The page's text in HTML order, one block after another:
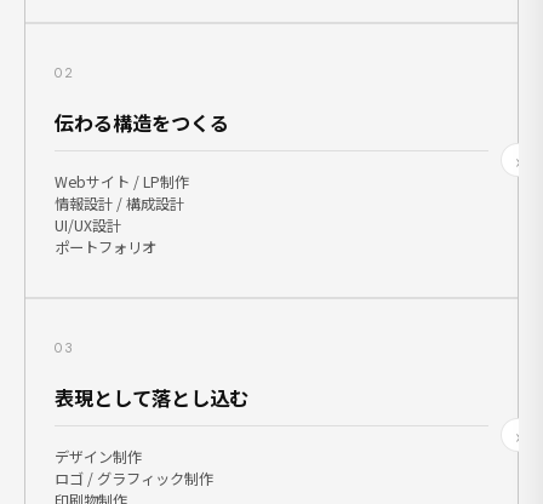
02
伝わる構造をつくる
Webサイト / LP制作
情報設計 / 構成設計
UI/UX設計
ポートフォリオ
›
03
表現として落とし込む
デザイン制作
ロゴ / グラフィック制作
›